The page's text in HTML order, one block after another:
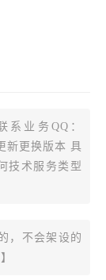
[复制版本链接]
系业务QQ：
新更换版本 具
技术服务类型
，不会架设的